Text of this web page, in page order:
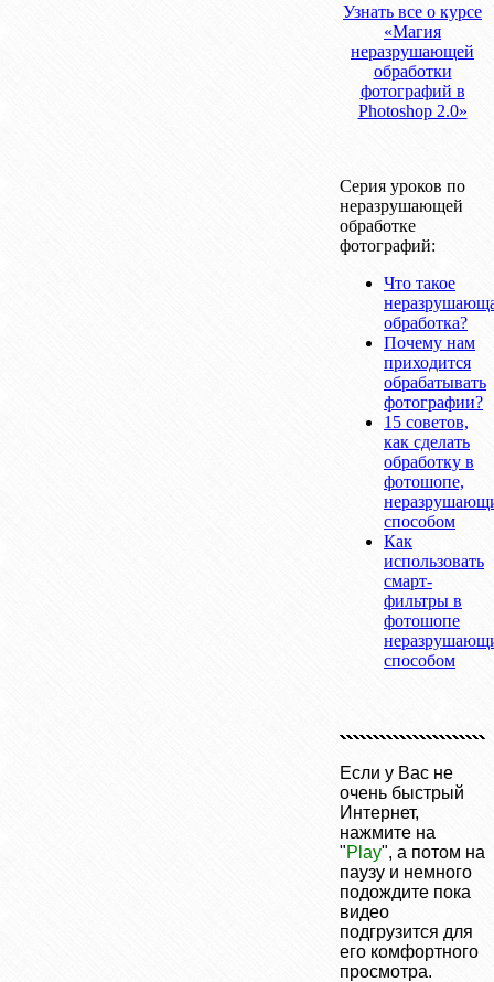
Узнать все о курсе
«Магия
неразрушающей
обработки
фотографий в
Photoshop 2.0»
Серия уроков по
неразрушающей
обработке
фотографий:
Что такое
обработка?
Почему нам
приходится
обрабатывать
фотографии?
15 советов,
как сделать
обработку в
фотошопе,
способом
Как
использовать
смарт-
фильтры в
фотошопе
способом
Если у Вас не
очень быстрый
Интернет,
нажмите на
"Play", а потом на
паузу и немного
подождите пока
видео
подгрузится для
его комфортного
просмотра.